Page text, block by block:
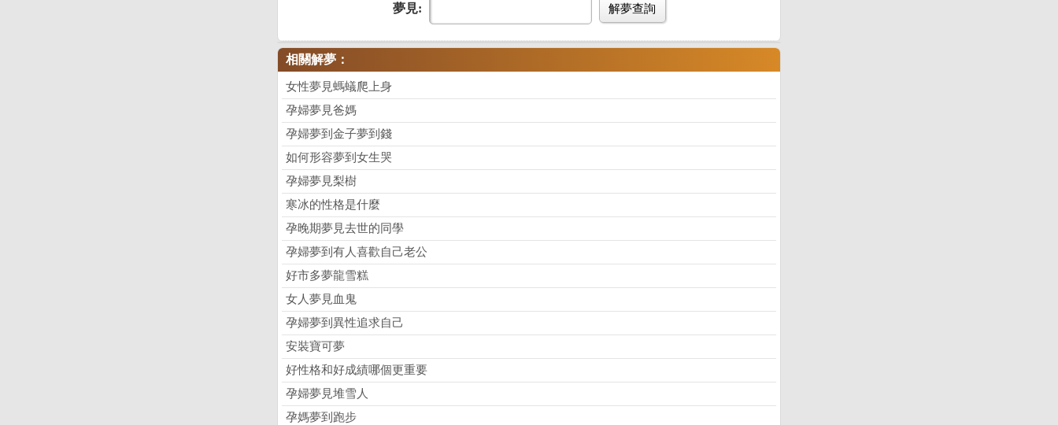
夢見: 解夢查詢
相關解夢：
女性夢見螞蟻爬上身
孕婦夢見爸媽
孕婦夢到金子夢到錢
如何形容夢到女生哭
孕婦夢見梨樹
寒冰的性格是什麼
孕晚期夢見去世的同學
孕婦夢到有人喜歡自己老公
好市多夢龍雪糕
女人夢見血鬼
孕婦夢到異性追求自己
安裝寶可夢
好性格和好成績哪個更重要
孕婦夢見堆雪人
孕媽夢到跑步